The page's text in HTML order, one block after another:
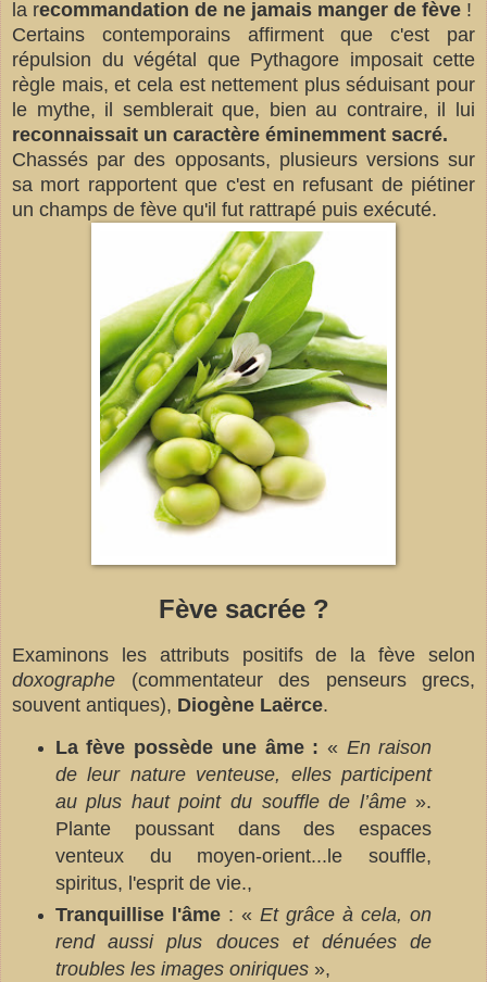
la recommandation de ne jamais manger de fève !
Certains contemporains affirment que c'est par
répulsion du végétal que Pythagore imposait cette
règle mais, et cela est nettement plus séduisant pour
le mythe, il semblerait que, bien au contraire, il lui
reconnaissait un caractère éminemment sacré.
Chassés par des opposants, plusieurs versions sur
sa mort rapportent que c'est en refusant de piétiner
un champs de fève qu'il fut rattrapé puis exécuté.
Fève sacrée ?
Examinons les attributs positifs de la fève selon
doxographe (commentateur des penseurs grecs,
souvent antiques), Diogène Laërce.
La fève possède une âme : « En raison
de leur nature venteuse, elles participent
au plus haut point du souffle de l’âme».
Plante poussant dans des espaces
venteux du moyen-orient...le souffle,
spiritus, l'esprit de vie.,
Tranquillise l'âme: « Et grâce à cela, on
rend aussi plus douces et dénuées de
troubles les images oniriques»,